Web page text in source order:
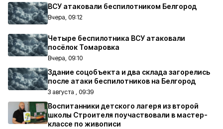
ВСУ атаковали беспилотником Белгород
Вчера, 09:12
Четыре беспилотника ВСУ атаковали
посёлок Томаровка
Вчера, 09:10
Здание соцобъекта и два склада загорелись
после атаки беспилотников на Белгород
3 августа , 09:39
Воспитанники детского лагеря из второй
школы Строителя поучаствовали в мастер-
классе по живописи